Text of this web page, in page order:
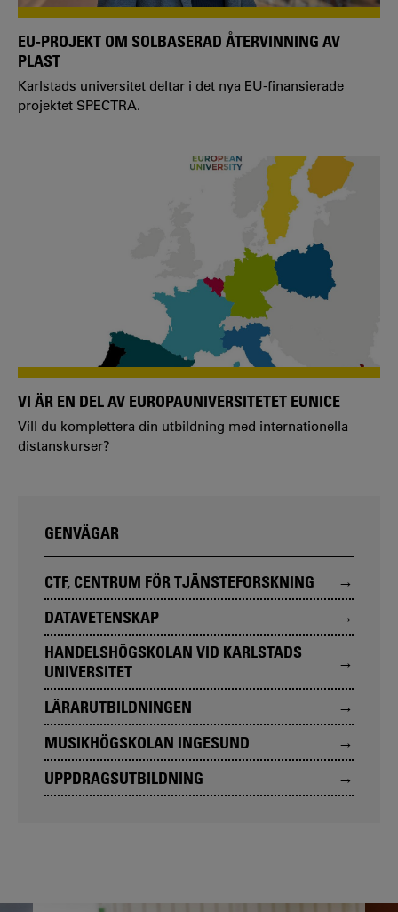
EU-PROJEKT OM SOLBASERAD ÅTERVINNING AV
PLAST
Karlstads universitet deltar i det nya EU-finansierade
projektet SPECTRA.
VI ÄR EN DEL AV EUROPAUNIVERSITETET EUNICE
Vill du komplettera din utbildning med internationella
distanskurser?
GENVÄGAR
CTF, CENTRUM FÖR TJÄNSTEFORSKNING
DATAVETENSKAP
HANDELSHÖGSKOLAN VID KARLSTADS
UNIVERSITET
LÄRARUTBILDNINGEN
MUSIKHÖGSKOLAN INGESUND
UPPDRAGSUTBILDNING